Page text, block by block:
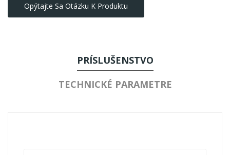
Opýtajte Sa Otázku K Produktu
PRÍSLUŠENSTVO
TECHNICKÉ PARAMETRE